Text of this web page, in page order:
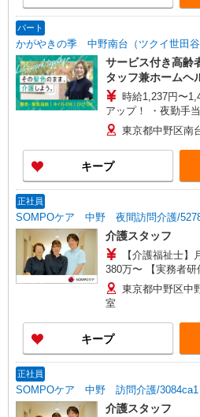
パート
かがやきの季 中野南台（ツクイ世田谷
サービス付き高
タッフ兼ホームヘ
時給1,237円〜1,430円 ★土日祝日
アップ！ ・夜勤手
円/月 ※給与幅は資
東京都中野区南
キープ
正社員
SOMPOケア 中野 夜間訪問介護/
介護スタッフ
【介護福祉士】
380万〜 【実務者
例：316万〜 【初
収例：305万〜 ※職
当、日祝手当（月平
払われる手当含む ※
当、特別地域手当
業：別途時間外手
援特別手当は勤続5
（再入社除く） ◎
東京都中野区中
室
キープ
正社員
SOMPOケア 中野 訪問介護/3084ca1
介護スタッフ